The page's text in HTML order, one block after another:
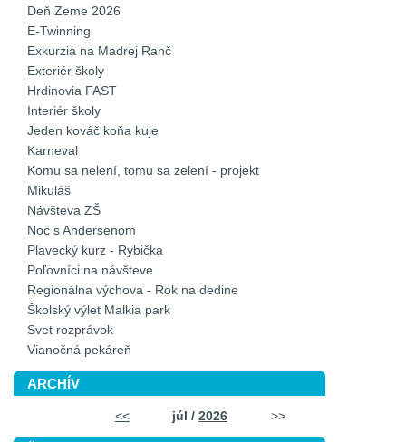
Deň Zeme 2026
E-Twinning
Exkurzia na Madrej Ranč
Exteriér školy
Hrdinovia FAST
Interiér školy
Jeden kováč koňa kuje
Karneval
Komu sa nelení, tomu sa zelení - projekt
Mikuláš
Návšteva ZŠ
Noc s Andersenom
Plavecký kurz - Rybička
Poľovníci na návšteve
Regionálna výchova - Rok na dedine
Školský výlet Malkia park
Svet rozprávok
Vianočná pekáreň
ARCHÍV
<< júl / 2026 >>